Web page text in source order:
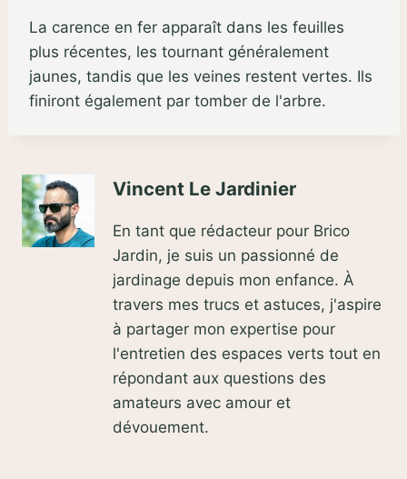
La carence en fer apparaît dans les feuilles
plus récentes, les tournant généralement
jaunes, tandis que les veines restent vertes. Ils
finiront également par tomber de l'arbre.
Vincent Le Jardinier
En tant que rédacteur pour Brico
Jardin, je suis un passionné de
jardinage depuis mon enfance. À
travers mes trucs et astuces, j'aspire
à partager mon expertise pour
l'entretien des espaces verts tout en
répondant aux questions des
amateurs avec amour et
dévouement.